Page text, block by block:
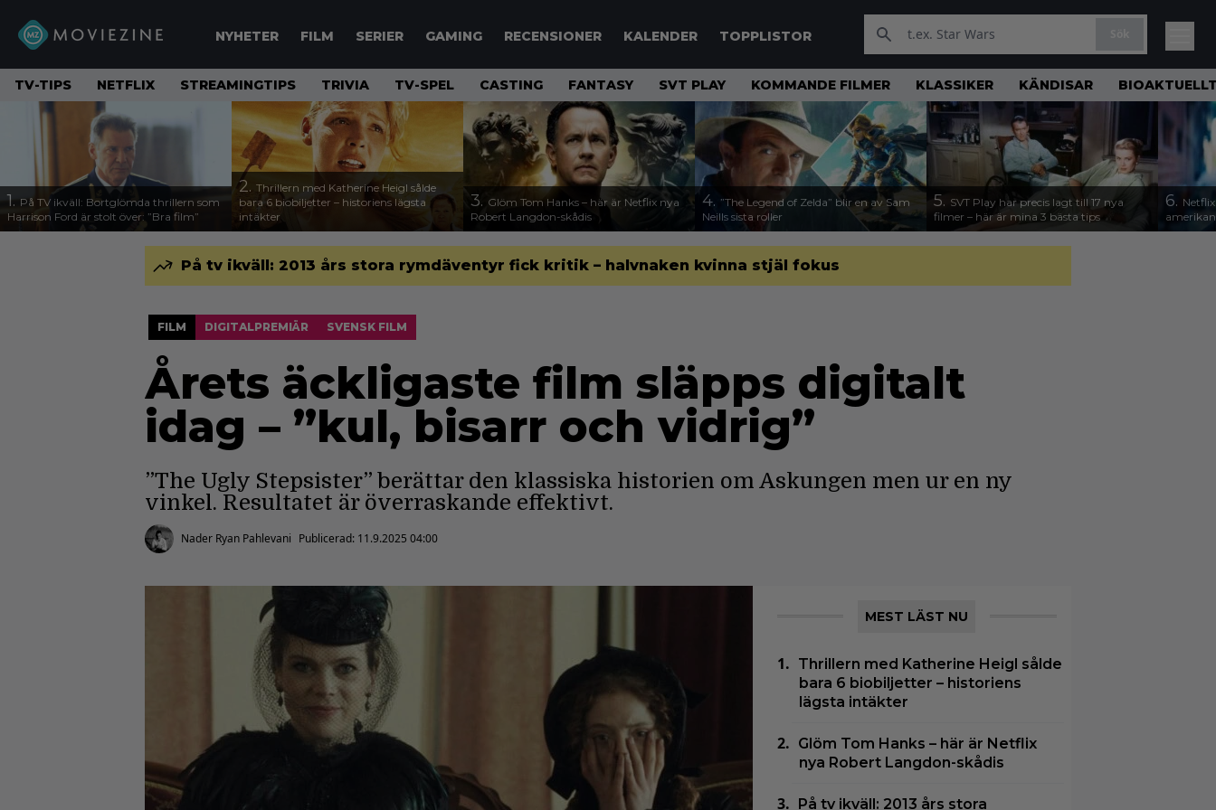
NYHETER FILM SERIER GAMING RECENSIONER KALENDER TOPPLISTOR
TV-TIPS NETFLIX STREAMINGTIPS TRIVIA TV-SPEL CASTING FANTASY SVT PLAY KOMMANDE FILMER KLASSIKER KÄNDISAR
1. På TV ikväll: Bortglömda thrillern som
Harrison Ford är stolt över: ”Bra film”
2. Thrillern med Katherine Heigl sålde
bara 6 biobiljetter – historiens lägsta
intäkter
3. Glöm Tom Hanks – här är Netflix nya
Robert Langdon-skådis
4. ”The Legend of Zelda” blir en av Sam
Neills sista roller
5. SVT Play har precis lagt till 17 nya
filmer – här är mina 3 bästa tips
6.
På tv ikväll: 2013 års stora rymdäventyr fick kritik – halvnaken kvinna stjäl fokus
FILM DIGITALPREMIÄR SVENSK FILM
Årets äckligaste film släpps digitalt
idag – ”kul, bisarr och vidrig”
”The Ugly Stepsister” berättar den klassiska historien om Askungen men ur en ny
vinkel. Resultatet är överraskande effektivt.
Nader Ryan Pahlevani Publicerad: 11.9.2025 04:00
MEST LÄST NU
Thrillern med Katherine Heigl sålde
bara 6 biobiljetter – historiens
lägsta intäkter
Glöm Tom Hanks – här är Netflix
nya Robert Langdon-skådis
På tv ikväll: 2013 års stora